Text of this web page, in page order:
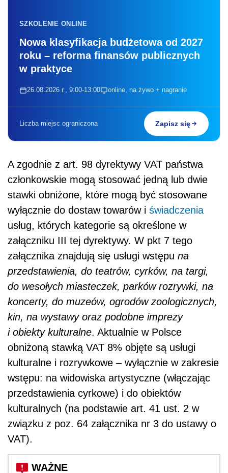
SZKOLENIE ONLINE
Nowa klasyfikacja budżetowa od 2027
roku – reforma finansów publicznych
w praktyce
26.08.2026 r., 9:00-13:00 online, na żywo + nagranie
Liczba miejsc ograniczona Zapisz się
A zgodnie z art. 98 dyrektywy VAT państwa
członkowskie mogą stosować jedną lub dwie
stawki obniżone, które mogą być stosowane
wyłącznie do dostaw towarów i świadczenia
usług, których kategorie są określone w
załączniku III tej dyrektywy. W pkt 7 tego
załącznika znajdują się usługi wstępu na
przedstawienia, do teatrów, cyrków, na targi,
do wesołych miasteczek, parków rozrywki, na
koncerty, do muzeów, ogrodów zoologicznych,
kin, na wystawy oraz podobne imprezy
i obiekty kulturalne. Aktualnie w Polsce
obniżoną stawką VAT 8% objęte są usługi
kulturalne i rozrywkowe – wyłącznie w zakresie
wstępu: na widowiska artystyczne (włączając
przedstawienia cyrkowe) i do obiektów
kulturalnych (na podstawie art. 41 ust. 2 w
związku z poz. 64 załącznika nr 3 do ustawy o
VAT).